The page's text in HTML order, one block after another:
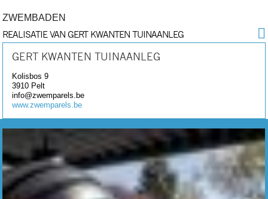
ZWEMBADEN
REALISATIE VAN GERT KWANTEN TUINAANLEG
GERT KWANTEN TUINAANLEG
Kolisbos 9
3910 Pelt
info@zwemparels.be
www.zwemparels.be